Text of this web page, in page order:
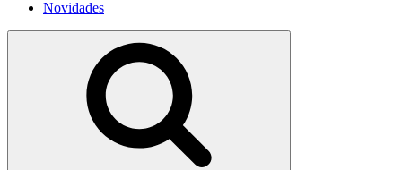
Novidades